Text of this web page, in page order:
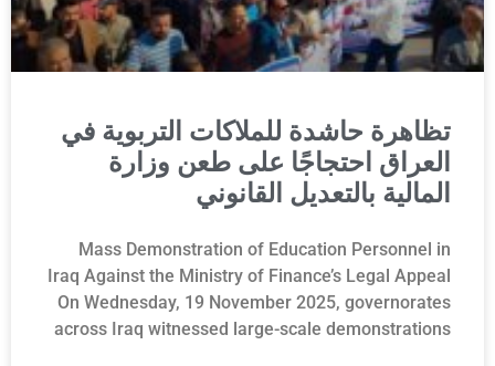
تظاهرة حاشدة للملاكات التربوية في
العراق احتجاجًا على طعن وزارة
المالية بالتعديل القانوني
Mass Demonstration of Education Personnel in
Iraq Against the Ministry of Finance’s Legal Appeal
On Wednesday, 19 November 2025, governorates
across Iraq witnessed large-scale demonstrations